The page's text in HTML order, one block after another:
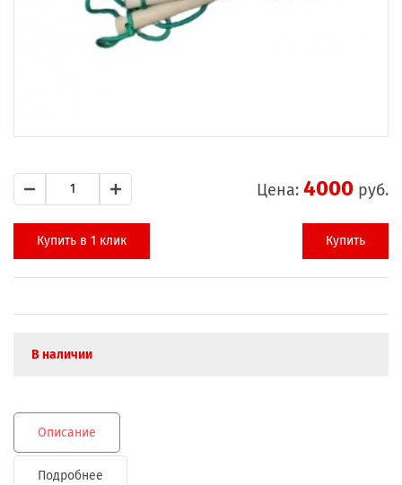
Цена: 4000 руб.
Купить в 1 клик Купить
В наличии
Описание
Подробнее